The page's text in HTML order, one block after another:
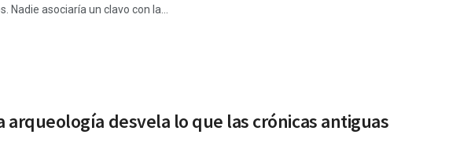
Nadie asociaría un clavo con la...
desvela lo que las crónicas antiguas